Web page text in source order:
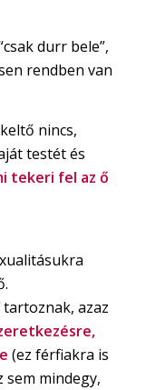
durr bele”,
rendben van
nincs,
testét és
tekeri fel az ő
tartoznak, azaz
(ez férfiakra is
sem mindegy,